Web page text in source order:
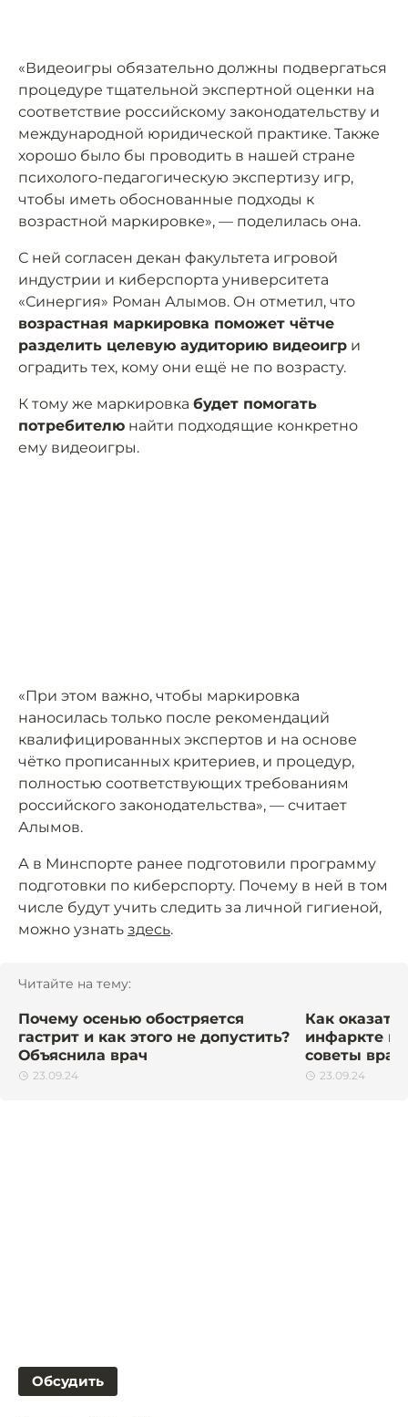
«Видеоигры обязательно должны подвергаться
процедуре тщательной экспертной оценки на
соответствие российскому законодательству и
международной юридической практике. Также
хорошо было бы проводить в нашей стране
психолого-педагогическую экспертизу игр,
чтобы иметь обоснованные подходы к
возрастной маркировке», — поделилась она.
С ней согласен декан факультета игровой
индустрии и киберспорта университета
«Синергия» Роман Алымов. Он отметил, что
возрастная маркировка поможет чётче
разделить целевую аудиторию видеоигр и
оградить тех, кому они ещё не по возрасту.
К тому же маркировка будет помогать
потребителю найти подходящие конкретно
ему видеоигры.
«При этом важно, чтобы маркировка
наносилась только после рекомендаций
квалифицированных экспертов и на основе
чётко прописанных критериев, и процедур,
полностью соответствующих требованиям
российского законодательства», — считает
Алымов.
А в Минспорте ранее подготовили программу
подготовки по киберспорту. Почему в ней в том
числе будут учить следить за личной гигиеной,
можно узнать здесь.
Читайте на тему:
Почему осенью обостряется
гастрит и как этого не допустить?
Объяснила врач
23.09.24
Как
инфаркте
советы
23.09.24
Обсудить